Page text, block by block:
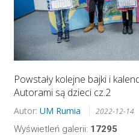
Powstały kolejne bajki i
Autorami są dzieci cz.2
Autor: UM Rumia 2022-12-14
Wyświetleń galerii: 17295